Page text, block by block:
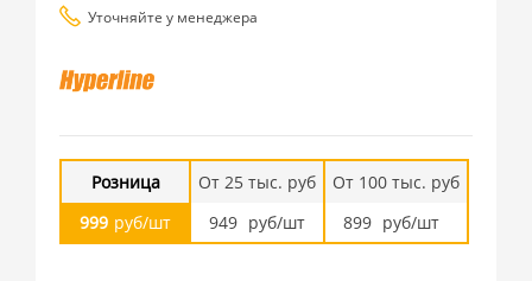
Уточняйте у менеджера
Розница
999 руб/шт
От 25 тыс. руб
949 руб/шт
От 100 тыс. руб
899 руб/шт